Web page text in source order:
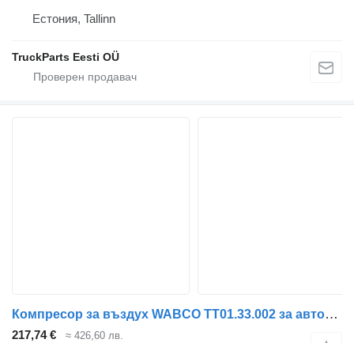
Естония, Tallinn
TruckParts Eesti OÜ
Компресор за въздух WABCO TT01.33.002 за автобус MAN LIONS CITY (01.04-)
217,74 € ≈ 426,60 лв.